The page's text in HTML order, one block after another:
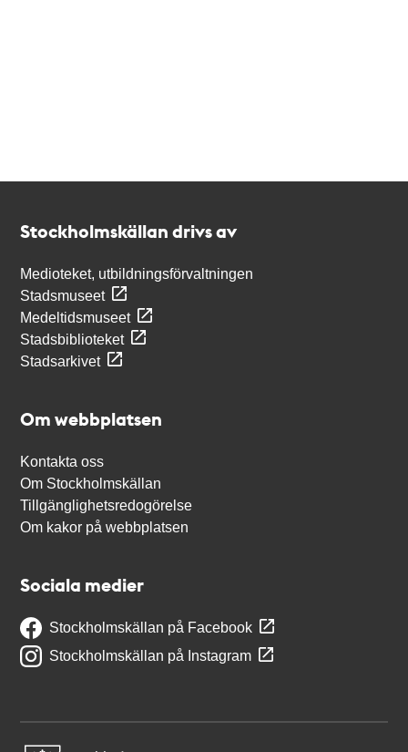
Stockholmskällan drivs av
Medioteket, utbildningsförvaltningen
Stadsmuseet
Medeltidsmuseet
Stadsbiblioteket
Stadsarkivet
Om webbplatsen
Kontakta oss
Om Stockholmskällan
Tillgänglighetsredogörelse
Om kakor på webbplatsen
Sociala medier
Stockholmskällan på Facebook
Stockholmskällan på Instagram